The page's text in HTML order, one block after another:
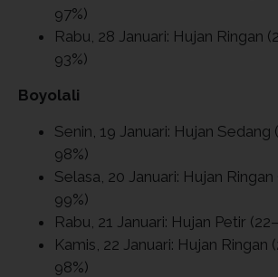
97%)
Rabu, 28 Januari: Hujan Ringan
93%)
Boyolali
Senin, 19 Januari: Hujan Sedang
98%)
Selasa, 20 Januari: Hujan Ringan
99%)
Rabu, 21 Januari: Hujan Petir
Kamis, 22 Januari: Hujan Ringan
98%)